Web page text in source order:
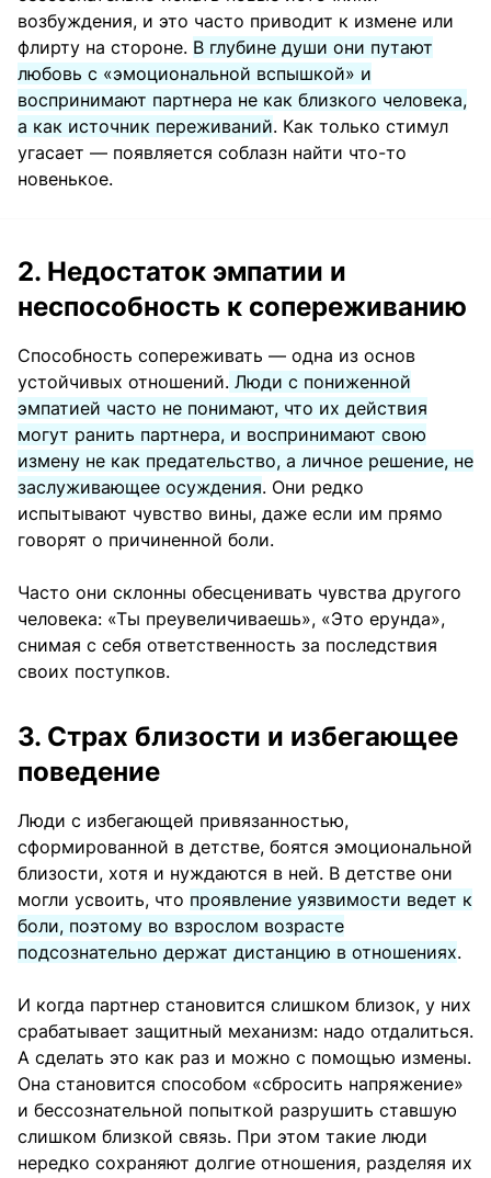
возбуждения, и это часто приводит к измене или
флирту на стороне. В глубине души они путают
любовь с «эмоциональной вспышкой» и
воспринимают партнера не как близкого человека,
а как источник переживаний. Как только стимул
угасает — появляется соблазн найти что-то
новенькое.
2. Недостаток эмпатии и
неспособность к сопереживанию
Способность сопереживать — одна из основ
устойчивых отношений. Люди с пониженной
эмпатией часто не понимают, что их действия
могут ранить партнера, и воспринимают свою
измену не как предательство, а личное решение, не
заслуживающее осуждения. Они редко
испытывают чувство вины, даже если им прямо
говорят о причиненной боли.
Часто они склонны обесценивать чувства другого
человека: «Ты преувеличиваешь», «Это ерунда»,
снимая с себя ответственность за последствия
своих поступков.
3. Страх близости и избегающее
поведение
Люди с избегающей привязанностью,
сформированной в детстве, боятся эмоциональной
близости, хотя и нуждаются в ней. В детстве они
могли усвоить, что проявление уязвимости ведет к
боли, поэтому во взрослом возрасте
подсознательно держат дистанцию в отношениях.
И когда партнер становится слишком близок, у них
срабатывает защитный механизм: надо отдалиться.
А сделать это как раз и можно с помощью измены.
Она становится способом «сбросить напряжение»
и бессознательной попыткой разрушить ставшую
слишком близкой связь. При этом такие люди
нередко сохраняют долгие отношения, разделяя их